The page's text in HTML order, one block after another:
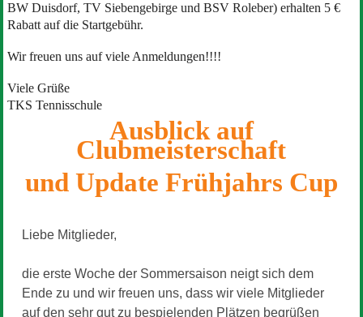
BW Duisdorf, TV Siebengebirge und BSV Roleber) erhalten 5 €
Rabatt auf die Startgebühr.
Wir freuen uns auf viele Anmeldungen!!!!
Viele Grüße
TKS Tennisschule
Ausblick auf
Clubmeisterschaft
und Update Frühjahrs Cup
Liebe Mitglieder,
die erste Woche der Sommersaison neigt sich dem
Ende zu und wir freuen uns, dass wir viele Mitglieder
auf den sehr gut zu bespielenden Plätzen begrüßen